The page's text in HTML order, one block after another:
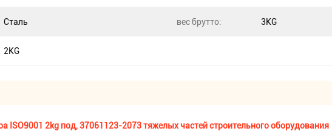
Сталь вес брутто: 3KG
2KG
ISO9001 2kg под, 37061123-2073 тяжелых частей строительного оборудования